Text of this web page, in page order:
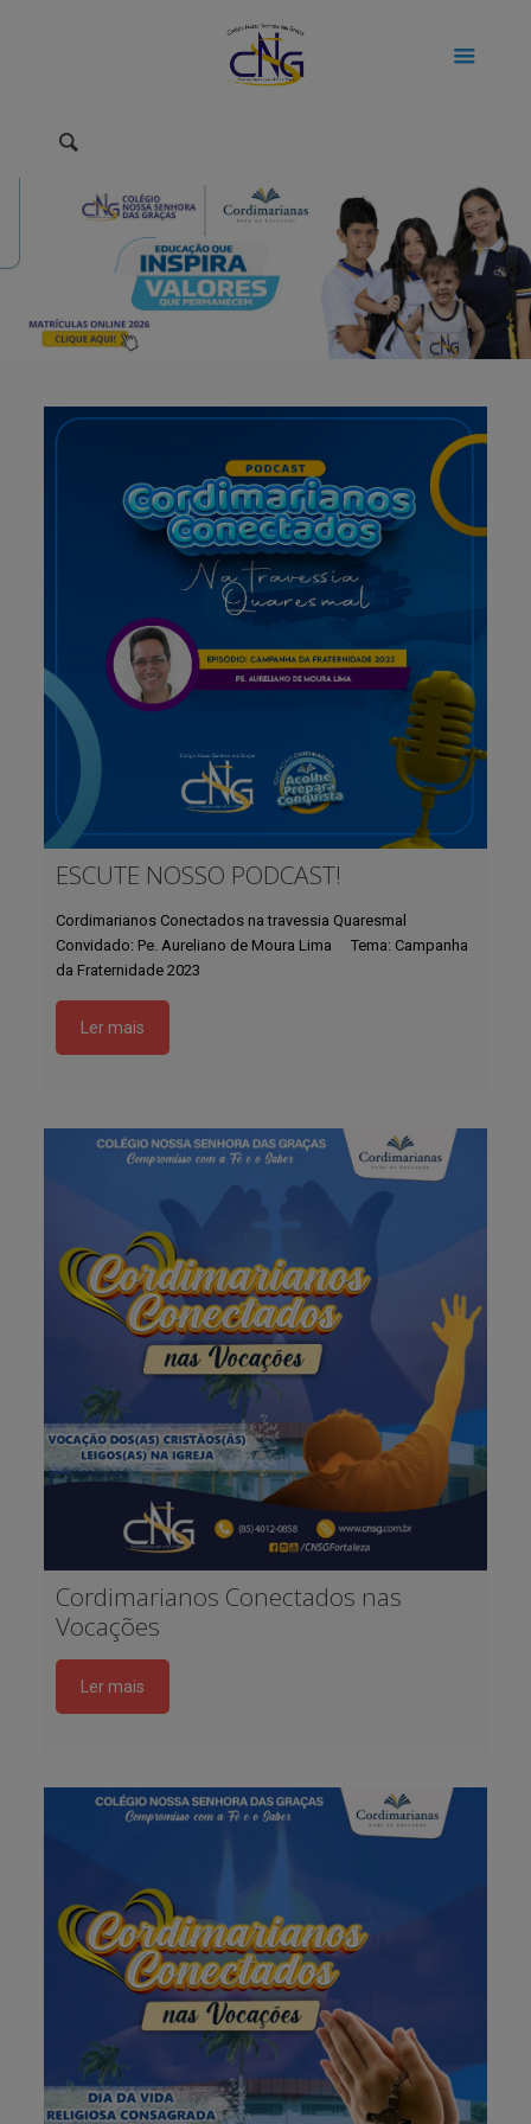
ESCUTE NOSSO PODCAST!
Cordimarianos Conectados na travessia Quaresmal ⠀⠀
Convidado: Pe. Aureliano de Moura Lima ⠀ Tema: Campanha
da Fraternidade 2023
Ler mais
Cordimarianos Conectados nas
Vocações
Ler mais